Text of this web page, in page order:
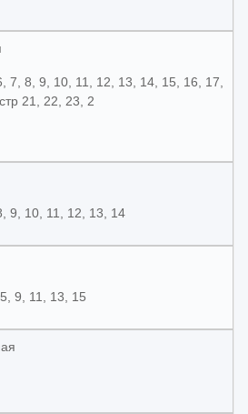
7, 8, 9, 10, 11, 12, 13, 14, 15, 16, 17,
21, 22, 23, 2
9, 10, 11, 12, 13, 14
9, 11, 13, 15